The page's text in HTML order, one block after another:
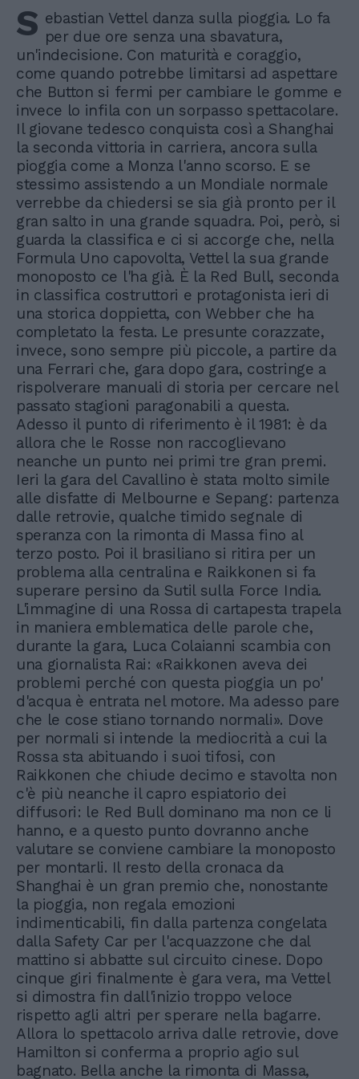
S ebastian Vettel danza sulla pioggia. Lo fa
per due ore senza una sbavatura,
un'indecisione. Con maturità e coraggio,
come quando potrebbe limitarsi ad aspettare
che Button si fermi per cambiare le gomme e
invece lo infila con un sorpasso spettacolare.
Il giovane tedesco conquista così a Shanghai
la seconda vittoria in carriera, ancora sulla
pioggia come a Monza l'anno scorso. E se
stessimo assistendo a un Mondiale normale
verrebbe da chiedersi se sia già pronto per il
gran salto in una grande squadra. Poi, però, si
guarda la classifica e ci si accorge che, nella
Formula Uno capovolta, Vettel la sua grande
monoposto ce l'ha già. È la Red Bull, seconda
in classifica costruttori e protagonista ieri di
una storica doppietta, con Webber che ha
completato la festa. Le presunte corazzate,
invece, sono sempre più piccole, a partire da
una Ferrari che, gara dopo gara, costringe a
rispolverare manuali di storia per cercare nel
passato stagioni paragonabili a questa.
Adesso il punto di riferimento è il 1981: è da
allora che le Rosse non raccoglievano
neanche un punto nei primi tre gran premi.
Ieri la gara del Cavallino è stata molto simile
alle disfatte di Melbourne e Sepang: partenza
dalle retrovie, qualche timido segnale di
speranza con la rimonta di Massa fino al
terzo posto. Poi il brasiliano si ritira per un
problema alla centralina e Raikkonen si fa
superare persino da Sutil sulla Force India.
L'immagine di una Rossa di cartapesta trapela
in maniera emblematica delle parole che,
durante la gara, Luca Colaianni scambia con
una giornalista Rai: «Raikkonen aveva dei
problemi perché con questa pioggia un po'
d'acqua è entrata nel motore. Ma adesso pare
che le cose stiano tornando normali». Dove
per normali si intende la mediocrità a cui la
Rossa sta abituando i suoi tifosi, con
Raikkonen che chiude decimo e stavolta non
c'è più neanche il capro espiatorio dei
diffusori: le Red Bull dominano ma non ce li
hanno, e a questo punto dovranno anche
valutare se conviene cambiare la monoposto
per montarli. Il resto della cronaca da
Shanghai è un gran premio che, nonostante
la pioggia, non regala emozioni
indimenticabili, fin dalla partenza congelata
dalla Safety Car per l'acquazzone che dal
mattino si abbatte sul circuito cinese. Dopo
cinque giri finalmente è gara vera, ma Vettel
si dimostra fin dall'inizio troppo veloce
rispetto agli altri per sperare nella bagarre.
Allora lo spettacolo arriva dalle retrovie, dove
Hamilton si conferma a proprio agio sul
bagnato. Bella anche la rimonta di Massa,